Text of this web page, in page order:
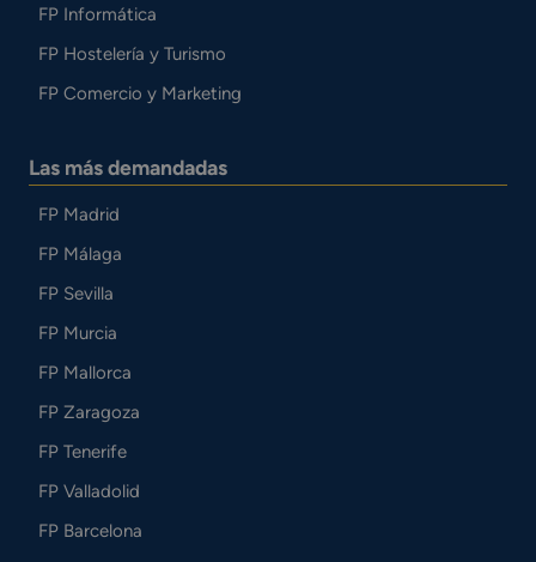
FP Informática
FP Hostelería y Turismo
FP Comercio y Marketing
Las más demandadas
FP Madrid
FP Málaga
FP Sevilla
FP Murcia
FP Mallorca
FP Zaragoza
FP Tenerife
FP Valladolid
FP Barcelona